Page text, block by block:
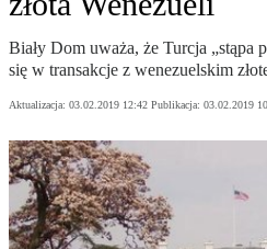
Biały Dom uważa, że Turcja „stąpa
się w transakcje z wenezuelskim
Aktualizacja: 03.02.2019 12:42 Publikacja: 03.02.2019